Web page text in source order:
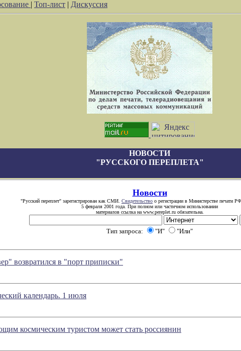
| Топ-лист | Дискуссия
НОВОСТИ
"РУССКОГО ПЕРЕПЛЕТА"
Новости
"Русский переплет" зарегистрирован как СМИ. Свидетельство о регистрации в Министерстве печати
5 февраля 2001 года. При полном или частичном использовании
материалов ссылка на www.pereplet.ru обязательна.
Тип запроса: "И" "Или"
возвратился в "порт приписки"
календарь. 1 июля
космическим туристом может стать россиянин